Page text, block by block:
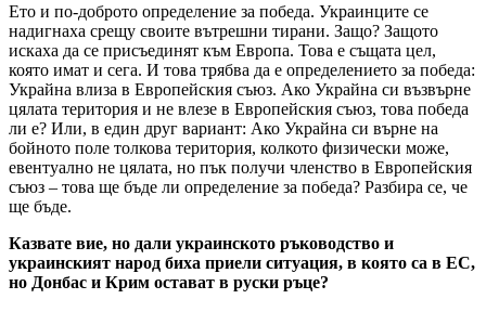
Ето и по-доброто определение за победа. Украинците се
надигнаха срещу своите вътрешни тирани. Защо? Защото
искаха да се присъединят към Европа. Това е същата цел,
която имат и сега. И това трябва да е определението за победа:
Украйна влиза в Европейския съюз. Ако Украйна си възвърне
цялата територия и не влезе в Европейския съюз, това победа
ли е? Или, в един друг вариант: Ако Украйна си върне на
бойното поле толкова територия, колкото физически може,
евентуално не цялата, но пък получи членство в Европейския
съюз – това ще бъде ли определение за победа? Разбира се, че
ще бъде.
Казвате вие, но дали украинското ръководство и
украинският народ биха приели ситуация, в която са в ЕС,
но Донбас и Крим остават в руски ръце?